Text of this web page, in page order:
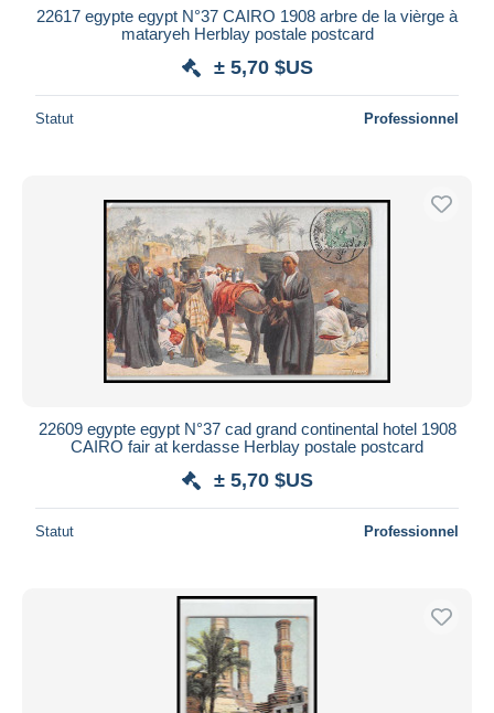
22617 egypte egypt N°37 CAIRO 1908 arbre de la vièrge à
mataryeh Herblay postale postcard
± 5,70 $US
Statut Professionnel
22609 egypte egypt N°37 cad grand continental hotel 1908
CAIRO fair at kerdasse Herblay postale postcard
± 5,70 $US
Statut Professionnel